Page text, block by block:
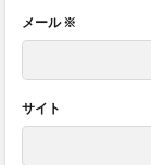
メール※
サイト